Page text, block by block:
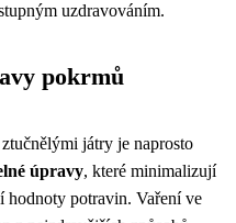
uzdravováním.
pokrmů
játry je naprosto
úpravy, které minimalizují
hodnoty potravin. Vaření ve